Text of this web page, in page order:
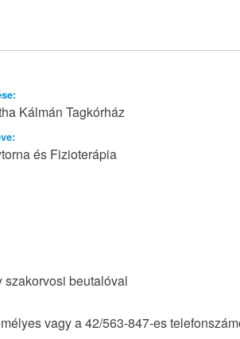
Kálmán Tagkórház
és Fizioterápia
szakorvosi beutalóval
vagy a 42/563-847-es